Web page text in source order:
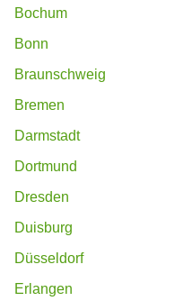
Bochum
Bonn
Braunschweig
Bremen
Darmstadt
Dortmund
Dresden
Duisburg
Düsseldorf
Erlangen